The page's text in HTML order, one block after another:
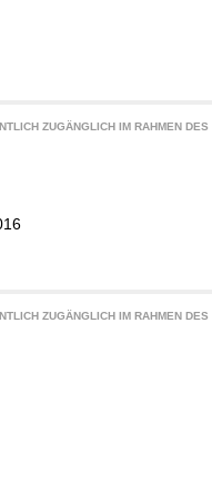
ZUGÄNGLICH IM RAHMEN
ZUGÄNGLICH IM RAHMEN